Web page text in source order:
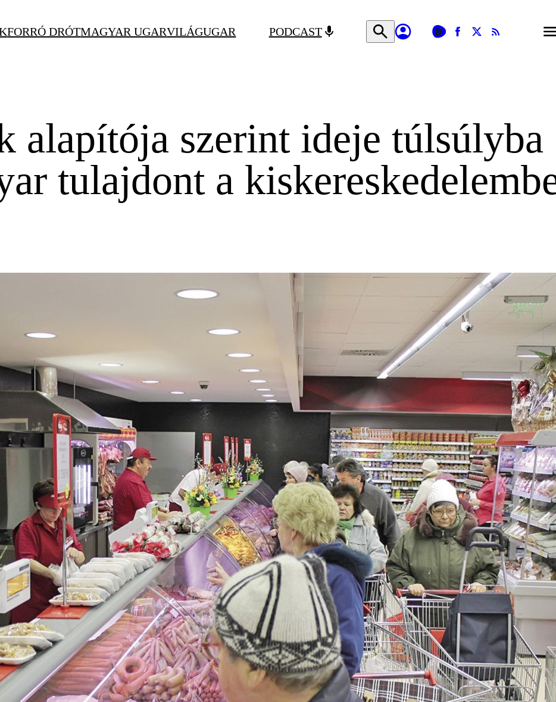
FORRÓ DRÓTMAGYAR UGARVILÁGUGAR PODCAST
alapítója szerint ideje túlsúlyba
tulajdont a